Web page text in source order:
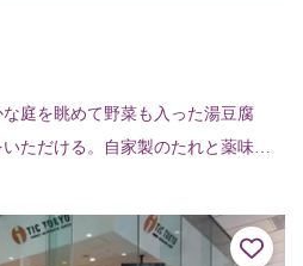
庭を眺めて野菜も入った湯豆腐
いただける。自家製のたれと薬味が